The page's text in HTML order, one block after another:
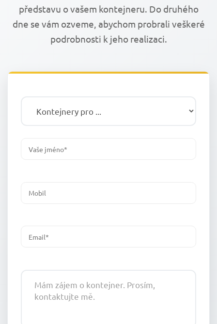
představu o vašem kontejneru. Do druhého
dne se vám ozveme, abychom probrali veškeré
podrobnosti k jeho realizaci.